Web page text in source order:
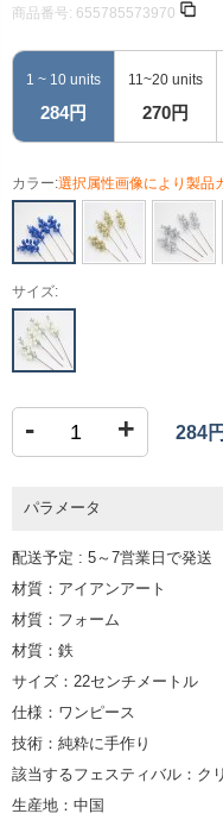
商品番号: 655785573970
1 ~ 10 units
284円
11~20 units
270円
カラー:選択属性画像により製品
サイズ:
- + 284円
パラメータ
配送予定 : 5～7営業日で発送
材質：アイアンアート
材質：フォーム
材質：鉄
サイズ：22センチメートル
仕様：ワンピース
技術：純粋に手作り
該当するフェスティバル：ク
生産地：中国